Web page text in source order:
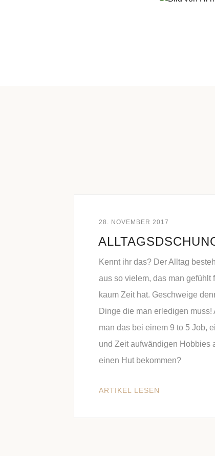
28. NOVEMBER 2017
Kennt ihr das? Der Alltag
aus so vielem, das man gefühlt
kaum Zeit hat. Geschweige
Dinge die man erledigen muss!
man das bei einem 9 to 5 Job,
und Zeit aufwändigen Hobbies
einen Hut bekommen?
ARTIKEL LESEN